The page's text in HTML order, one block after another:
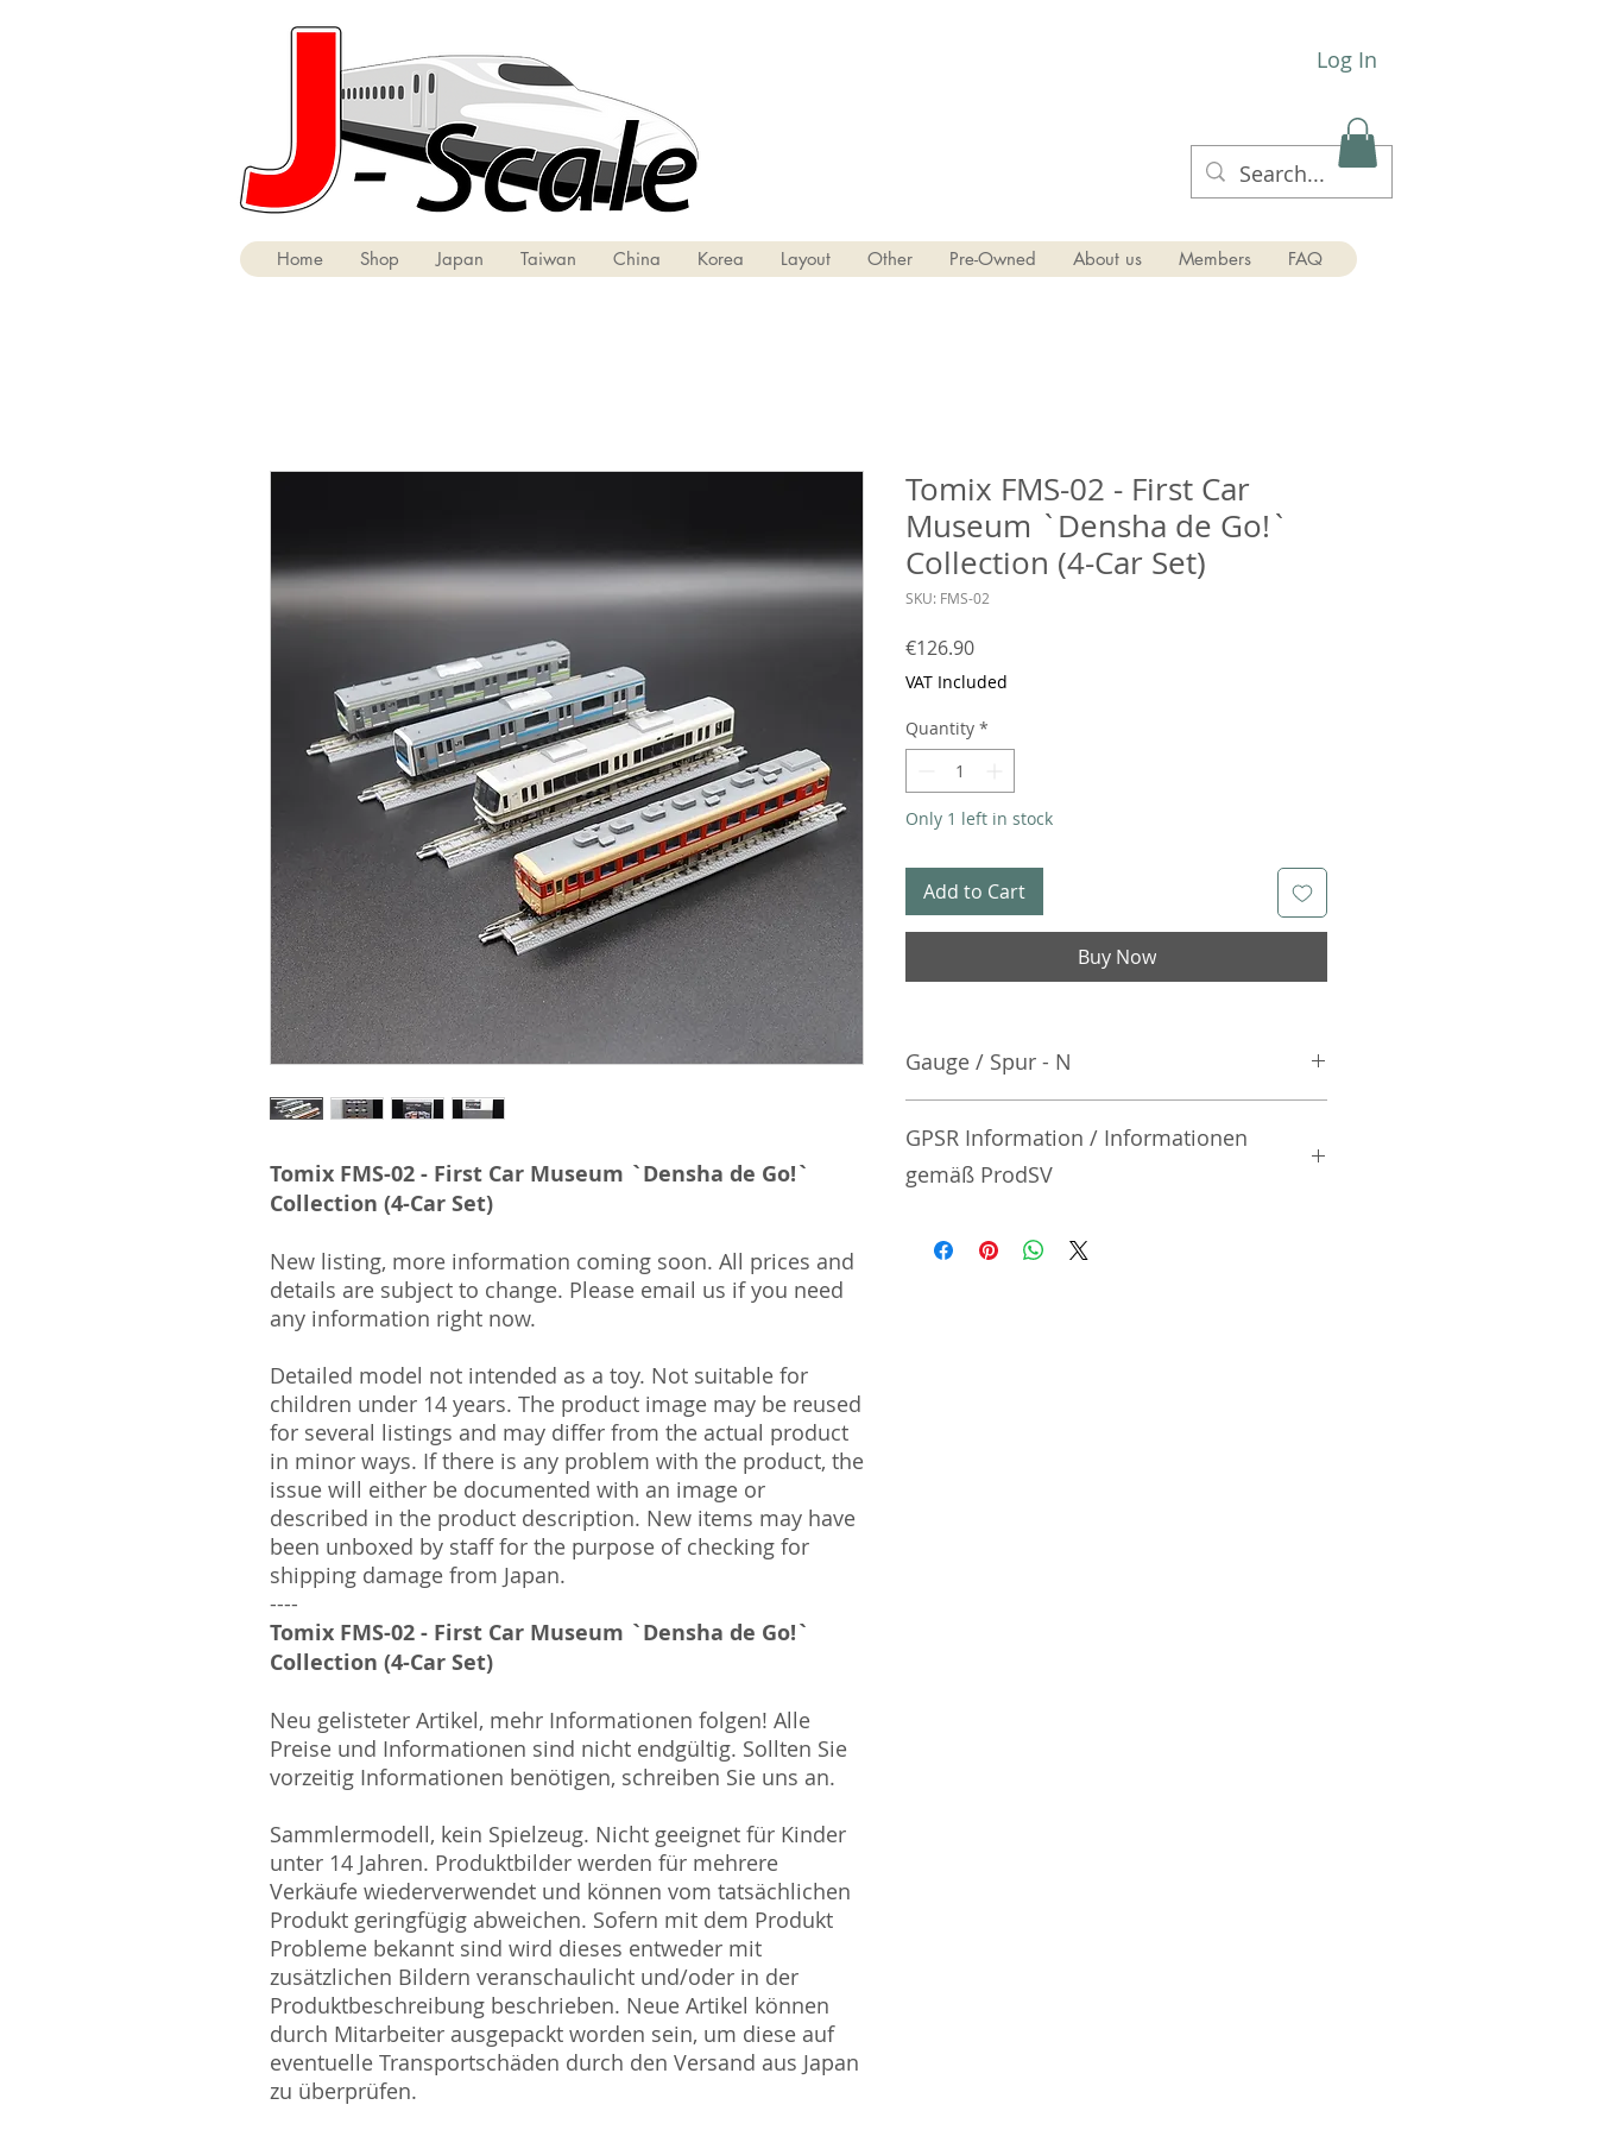
Log In
Home Shop Japan Taiwan China Korea Layout Other Pre-Owned About us Members FAQ
Tomix FMS-02 - First Car Museum `Densha de Go!`
Collection (4-Car Set)
New listing, more information coming soon. All prices and
details are subject to change. Please email us if you need
any information right now.
Detailed model not intended as a toy. Not suitable for
children under 14 years. The product image may be reused
for several listings and may differ from the actual product
in minor ways. If there is any problem with the product, the
issue will either be documented with an image or
described in the product description. New items may have
been unboxed by staff for the purpose of checking for
shipping damage from Japan.
----
Tomix FMS-02 - First Car Museum `Densha de Go!`
Collection (4-Car Set)
Neu gelisteter Artikel, mehr Informationen folgen! Alle
Preise und Informationen sind nicht endgültig. Sollten Sie
vorzeitig Informationen benötigen, schreiben Sie uns an.
Sammlermodell, kein Spielzeug. Nicht geeignet für Kinder
unter 14 Jahren. Produktbilder werden für mehrere
Verkäufe wiederverwendet und können vom tatsächlichen
Produkt geringfügig abweichen. Sofern mit dem Produkt
Probleme bekannt sind wird dieses entweder mit
zusätzlichen Bildern veranschaulicht und/oder in der
Produktbeschreibung beschrieben. Neue Artikel können
durch Mitarbeiter ausgepackt worden sein, um diese auf
eventuelle Transportschäden durch den Versand aus Japan
zu überprüfen.
Tomix FMS-02 - First Car
Museum `Densha de Go!`
Collection (4-Car Set)
SKU: FMS-02
€126.90Price
VAT Included
Quantity *
Only 1 left in stock
Add to Cart
Buy Now
Gauge / Spur - N
GPSR Information / Informationen
gemäß ProdSV
Manufacturer / Hersteller: